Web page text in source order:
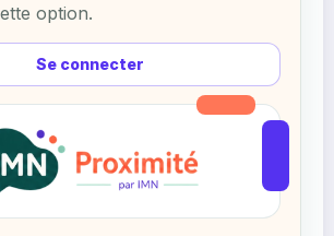
Se connecter
option.